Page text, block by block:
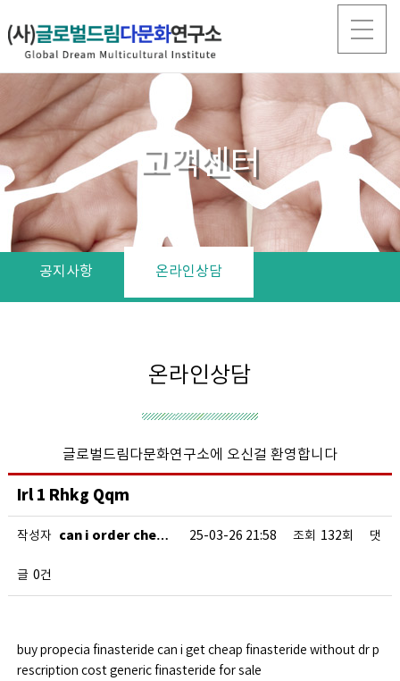
고객센터
공지사항 온라인상담
온라인상담
글로벌드림다문화연구소에 오신걸 환영합니다
Irl 1 Rhkg Qqm
작성자 can i order che… 25-03-26 21:58 조회 132회 댓
글 0건
buy propecia finasteride can i get cheap finasteride without dr p
rescription cost generic finasteride for sale